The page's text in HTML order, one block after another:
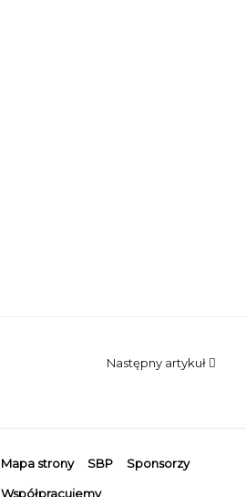
Następny artykuł
Mapa strony SBP Sponsorzy
Współpracujemy